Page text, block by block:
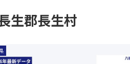
生郡長生村